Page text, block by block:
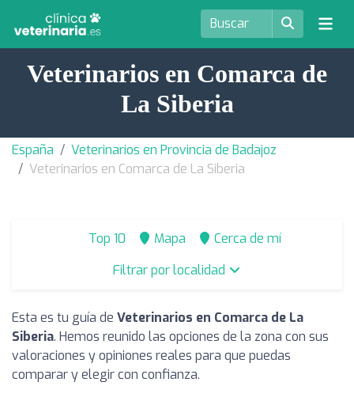
Veterinarios en Comarca de
La Siberia
España
Veterinarios en Provincia de Badajoz
Veterinarios en Comarca de La Siberia
Top 10 Mapa
Cerca de mí
Filtrar por localidad
Esta es tu guía de Veterinarios en Comarca de La
Siberia. Hemos reunido las opciones de la zona con sus
valoraciones y opiniones reales para que puedas
comparar y elegir con confianza.